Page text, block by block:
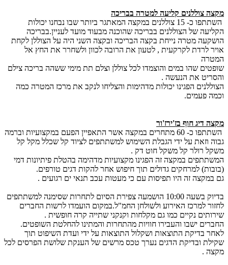
מקצה צוללנים קליעה למטרה בבריכה
השתתפו כ- 15 צוללנים במקצה המאתגר ביותר שבו נבחנו יכולות
הקליעה של הצוללנים בבריכה שהוכנה מבעוד מועד לעניין.בבריכה
הושקעה מטרה נייחת בקצה הבריכה ובקצה השני היה על הצוללן לקחת
אויר לרדת לקרקעית , לטעון את הרובה לכוון ולשחרר את החץ אל
המטרה
שופטים שהו במים והוצמדו לכל צוללן וצלם תת מימי ששהה בריכה צילם
והסריט את הנעשה .
הצוללנים הפגינו יכולות מדהימות והצליחו לנקב את מרכז המטרה כמה
וכמה פעמים.
מקצה דיג חוף בז'ירז'ור
השתתפו כ- 60 מתחרים במקצה אשר התאפיין הפעם במקצועיות וברמה
גבוה וזאת על ידי הגבלת השימוש למשתתפים לציוד קל שכלל מקל קל
משקל רולר קל משקל חוט דק .
המשתתפים במקצה זה הפגינו מקצועיות מדהימה בהטלת פיתיונות דמי
(בובות) למרחקים גדולים תוך חיפוש אחר להקות דגים טורפים.
גם במקצה זה היו תפיסות עם כי מעטות עכב תנאי ים רגועים .
בדיוק בשעה 10:00 הושמעה צפירת הסיום לתחרות שסימנה למשתתפים
לחזור למרכז האירוע ולשולחן החמ"ל.במקום הועמדו לרשות החברים
שירותים נקיים כמו גם מקלחות וקנקני שתייה קרה חופשית .
החברים ישבו והעבירו חוויות מהתחרות והמתינו להחלטת השופטים.
לאחר בדיקת התוצאות ושקלול התוצאות על ידי ועדת השיפוט תוך
שקילת ובדיקת הדגים נערך טכס מרשים של הענקת שלושת הפרסים לכל
מקצה .